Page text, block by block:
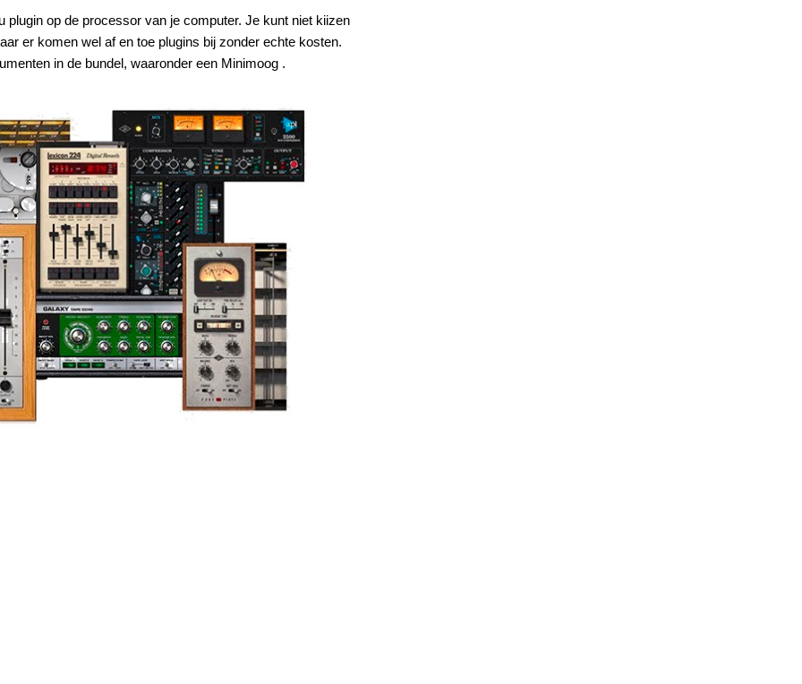
op de processor van je computer. Je kunt niet kiizen
er komen wel af en toe plugins bij zonder echte kosten.
in de bundel, waaronder een Minimoog .